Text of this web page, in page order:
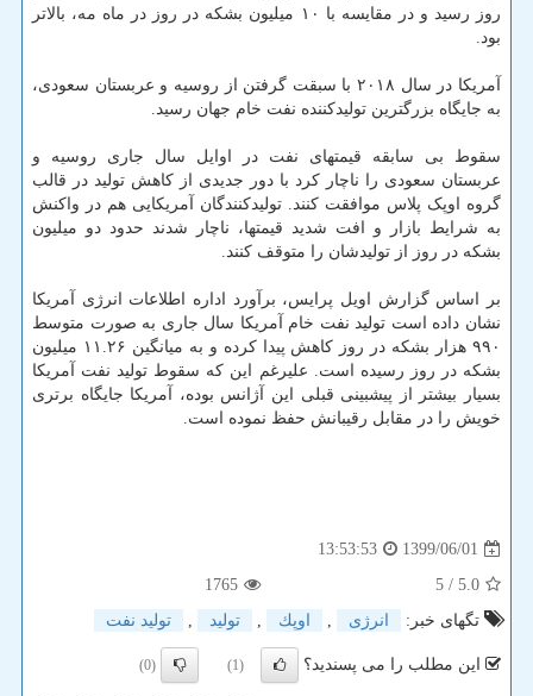
روز رسید و در مقایسه با ۱۰ میلیون بشکه در روز در ماه مه، بالاتر
بود.
آمریکا در سال ۲۰۱۸ با سبقت گرفتن از روسیه و عربستان سعودی،
به جایگاه بزرگترین تولیدکننده نفت خام جهان رسید.
سقوط بی سابقه قیمتهای نفت در اوایل سال جاری روسیه و
عربستان سعودی را ناچار کرد با دور جدیدی از کاهش تولید در قالب
گروه اوپک پلاس موافقت کنند. تولیدکنندگان آمریکایی هم در واکنش
به شرایط بازار و افت شدید قیمتها، ناچار شدند حدود دو میلیون
بشکه در روز از تولیدشان را متوقف کنند.
بر اساس گزارش اویل پرایس، برآورد اداره اطلاعات انرژی آمریکا
نشان داده است تولید نفت خام آمریکا سال جاری به صورت متوسط
۹۹۰ هزار بشکه در روز کاهش پیدا کرده و به میانگین ۱۱.۲۶ میلیون
بشکه در روز رسیده است. علیرغم این که سقوط تولید نفت آمریکا
بسیار بیشتر از پیشبینی قبلی این آژانس بوده، آمریکا جایگاه برتری
خویش را در مقابل رقیبانش حفظ نموده است.
1399/06/01
13:53:53
5.0
/ 5
1765
تگهای خبر:
انرژی , اوپك , تولید , تولید نفت
این مطلب را می پسندید؟ (1)
(0)